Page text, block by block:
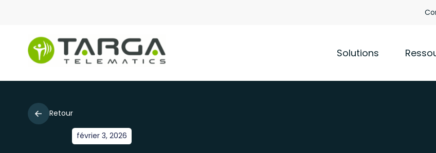
Solutions
Retour
février 3, 2026